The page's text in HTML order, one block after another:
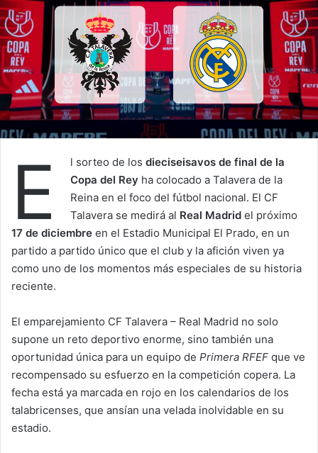
E l sorteo de los dieciseisavos de final de la
Copa del Rey ha colocado a Talavera de la
Reina en el foco del fútbol nacional. El CF
Talavera se medirá al Real Madrid el próximo
17 de diciembre en el Estadio Municipal El Prado, en un
partido a partido único que el club y la afición viven ya
como uno de los momentos más especiales de su historia
reciente.
El emparejamiento CF Talavera – Real Madrid no solo
supone un reto deportivo enorme, sino también una
oportunidad única para un equipo de Primera RFEF que ve
recompensado su esfuerzo en la competición copera. La
fecha está ya marcada en rojo en los calendarios de los
talabricenses, que ansían una velada inolvidable en su
estadio.